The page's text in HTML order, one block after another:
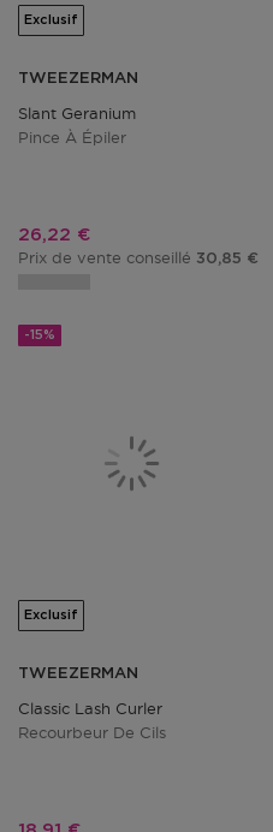
Exclusif
TWEEZERMAN
Slant Geranium
Pince À Épiler
Prix promotionnel
26,22 €
Prix de vente conseillé 30,85 €
-15%
Exclusif
TWEEZERMAN
Classic Lash Curler
Recourbeur De Cils